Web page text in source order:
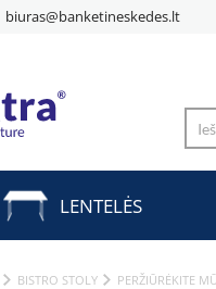
biuras@banketineskedes.lt
LENTELĖS
BISTRO STOLY PERŽIŪRĖKITE